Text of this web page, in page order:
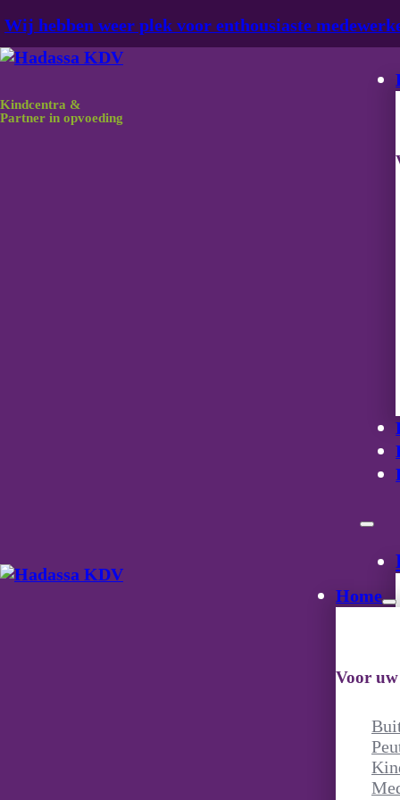
Ga naar hoofdinhoud Ga naar voettekst
Wij hebben weer plek voor enthousiaste
Kindcentra &
Partner in opvoeding
Home
Voor
Medewerker Categorie:
Onderdeel van Bloei!